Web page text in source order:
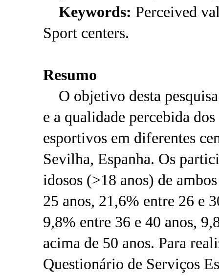
Keywords: Perceived
Sport centers.
Resumo
O objetivo desta
e a qualidade percebida
esportivos em diferentes
Sevilha, Espanha. Os
idosos (>18 anos) de
25 anos, 21,6% entre 26 e
9,8% entre 36 e 40 anos,
acima de 50 anos. Para
Questionário de Serviços